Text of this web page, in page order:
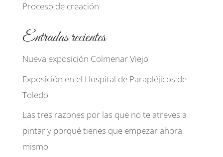
Proceso de creación
Entradas recientes
Nueva exposición Colmenar Viejo
Exposición en el Hospital de Parapléjicos de
Toledo
Las tres razones por las que no te atreves a
pintar y porqué tienes que empezar ahora
mismo